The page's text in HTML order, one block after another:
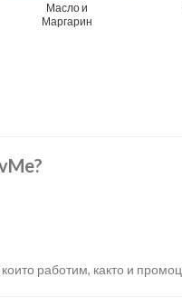
Масло и
Маргарин
работим, както и